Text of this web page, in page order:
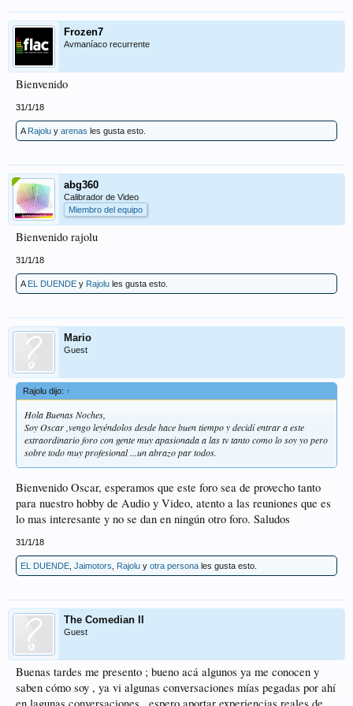
Frozen7
Avmaníaco recurrente
Bienvenido
31/1/18
A Rajolu y arenas les gusta esto.
abg360
Calibrador de Video
Miembro del equipo
Bienvenido rajolu
31/1/18
A EL DUENDE y Rajolu les gusta esto.
Mario
Guest
Rajolu dijo: ↑
Hola Buenas Noches,
Soy Oscar ,vengo leyéndolos desde hace buen tiempo y decidí entrar a este
extraordinario foro con gente muy apasionada a las tv tanto como lo soy yo pero
sobre todo muy profesional ...un abrazo par todos.
Bienvenido Oscar, esperamos que este foro sea de provecho tanto
para nuestro hobby de Audio y Video, atento a las reuniones que es
lo mas interesante y no se dan en ningún otro foro. Saludos
31/1/18
EL DUENDE Jaimotors Rajolu y otra persona les gusta esto.
The Comedian II
Guest
Buenas tardes me presento ; bueno acá algunos ya me conocen y
saben cómo soy , ya vi algunas conversaciones mías pegadas por ahí